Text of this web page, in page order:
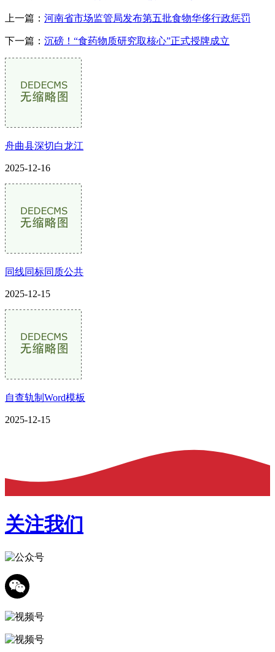
上一篇： 河南省市场监管局发布第五批食物华侈行政惩罚
下一篇： 沉磅！“食药物质研究取核心”正式授牌成立
舟曲县深切白龙江
2025-12-16
同线同标同质公共
2025-12-15
自查轨制Word模板
2025-12-15
关注我们